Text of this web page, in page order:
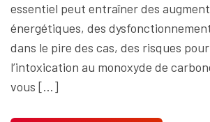
essentiel peut entraîner des
énergétiques, des
dans le pire des cas, des risques
l’intoxication au monoxyde de
vous […]